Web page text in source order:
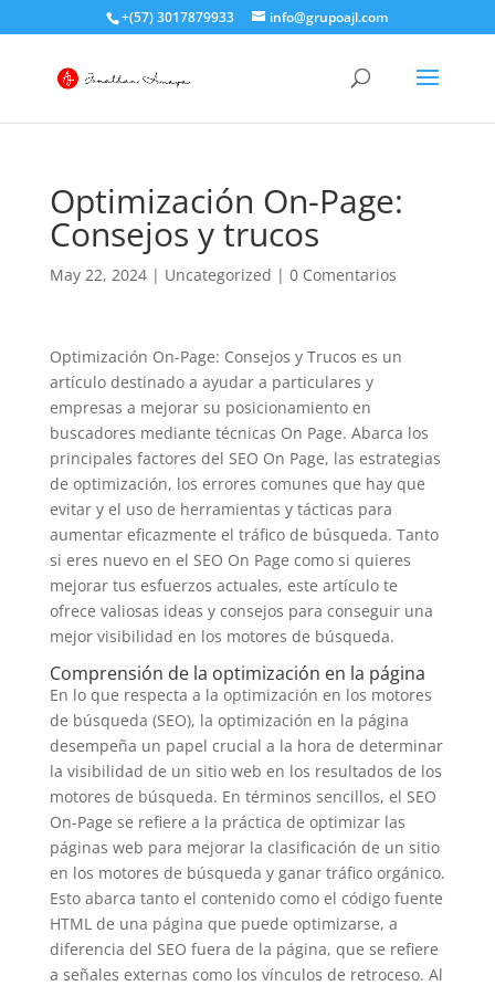
+(57) 3017879933 info@grupoajl.com
Optimización On-Page:
Consejos y trucos
May 22, 2024| Uncategorized | 0 Comentarios
Optimización On-Page: Consejos y Trucos es un
artículo destinado a ayudar a particulares y
empresas a mejorar su posicionamiento en
buscadores mediante técnicas On Page. Abarca los
principales factores del SEO On Page, las estrategias
de optimización, los errores comunes que hay que
evitar y el uso de herramientas y tácticas para
aumentar eficazmente el tráfico de búsqueda. Tanto
si eres nuevo en el SEO On Page como si quieres
mejorar tus esfuerzos actuales, este artículo te
ofrece valiosas ideas y consejos para conseguir una
mejor visibilidad en los motores de búsqueda.
Comprensión de la optimización en la página
En lo que respecta a la optimización en los motores
de búsqueda (SEO), la optimización en la página
desempeña un papel crucial a la hora de determinar
la visibilidad de un sitio web en los resultados de los
motores de búsqueda. En términos sencillos, el SEO
On-Page se refiere a la práctica de optimizar las
páginas web para mejorar la clasificación de un sitio
en los motores de búsqueda y ganar tráfico orgánico.
Esto abarca tanto el contenido como el código fuente
HTML de una página que puede optimizarse, a
diferencia del SEO fuera de la página, que se refiere
a señales externas como los vínculos de retroceso. Al